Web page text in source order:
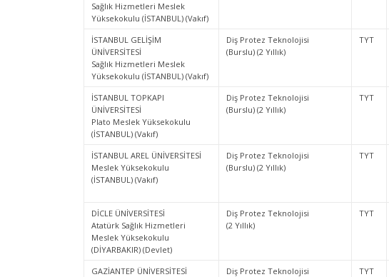
Sağlık Hizmetleri Meslek
Yüksekokulu (İSTANBUL) (Vakıf)
İSTANBUL GELİŞİM
ÜNİVERSİTESİ
Sağlık Hizmetleri Meslek
Yüksekokulu (İSTANBUL) (Vakıf)
Diş Protez Teknolojisi
(Burslu) (2 Yıllık)
TYT
İSTANBUL TOPKAPI
ÜNİVERSİTESİ
Plato Meslek Yüksekokulu
(İSTANBUL) (Vakıf)
Diş Protez Teknolojisi
(Burslu) (2 Yıllık)
TYT
İSTANBUL AREL ÜNİVERSİTESİ
Meslek Yüksekokulu
(İSTANBUL) (Vakıf)
Diş Protez Teknolojisi
(Burslu) (2 Yıllık)
TYT
DİCLE ÜNİVERSİTESİ
Atatürk Sağlık Hizmetleri
Meslek Yüksekokulu
(DİYARBAKIR) (Devlet)
Diş Protez Teknolojisi
(2 Yıllık)
TYT
GAZİANTEP ÜNİVERSİTESİ
Diş Protez Teknolojisi
TYT